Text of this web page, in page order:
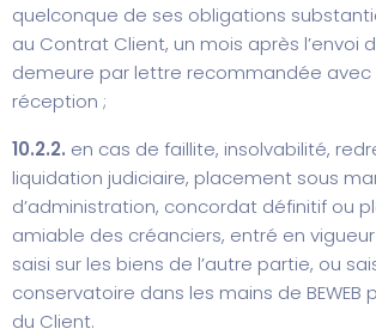
quelconque de ses obligations
au Contrat Client, un mois après l’envoi
demeure par lettre recommandée avec
réception ;
10.2.2. en cas de faillite, insolvabilité,
liquidation judiciaire, placement sous
d’administration, concordat définitif ou
amiable des créanciers, entré en
saisi sur les biens de l’autre partie, ou
conservatoire dans les mains de BEWEB
du Client.